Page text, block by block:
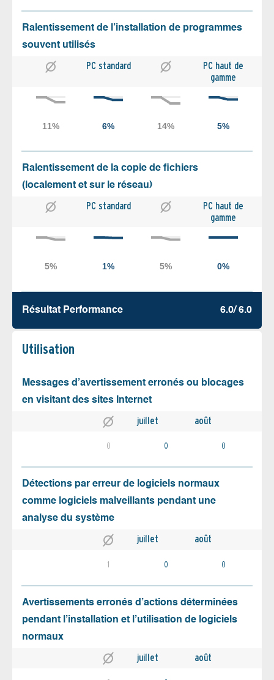
Ralentissement de l’installation de programmes
souvent utilisés
PC standard
PC haut de
gamme
Ralentissement de la copie de fichiers
(localement et sur le réseau)
PC standard
PC haut de
gamme
Résultat Performance 6.0/ 6.0
Utilisation
Messages d’avertissement erronés ou blocages
en visitant des sites Internet
juillet août
0 0 0
Détections par erreur de logiciels normaux
comme logiciels malveillants pendant une
analyse du système
juillet août
1 0 0
Avertissements erronés d’actions déterminées
pendant l’installation et l’utilisation de logiciels
normaux
juillet août